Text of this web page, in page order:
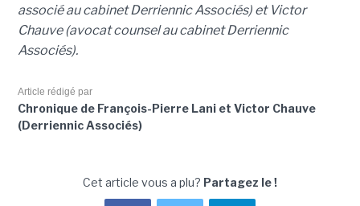
associé au cabinet Derriennic Associés) et Victor
Chauve (avocat counsel au cabinet Derriennic
Associés).
Article rédigé par
Chronique de François-Pierre Lani et Victor Chauve
(Derriennic Associés)
Cet article vous a plu? Partagez le !